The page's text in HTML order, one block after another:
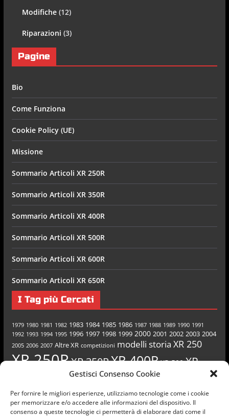
Gestisci Consenso Cookie
Per fornire le migliori esperienze, utilizziamo tecnologie come i cookie
per memorizzare e/o accedere alle informazioni del dispositivo. Il
consenso a queste tecnologie ci permetterà di elaborare dati come il
Modifiche(12)
Riparazioni (3)
Pagine
Bio
Come Funziona
Cookie Policy (UE)
Missione
Sommario Articoli XR 250R
Sommario Articoli XR 350R
Sommario Articoli XR 400R
Sommario Articoli XR 500R
Sommario Articoli XR 600R
Sommario Articoli XR 650R
I Tag più Cercati
1979 1980 1981 1982 1983 1984 1985 1986 1987 1988 1989 1990 1991
1992 1993 1994 1995 1996 1997 1998 1999 2000 2001 2002 2003 2004
2005 2006 2007 Altre XR competizioni modelli storia XR 250
XR 250RXR 350RXR 400R XR 500 XR
XR 600R XR 650R